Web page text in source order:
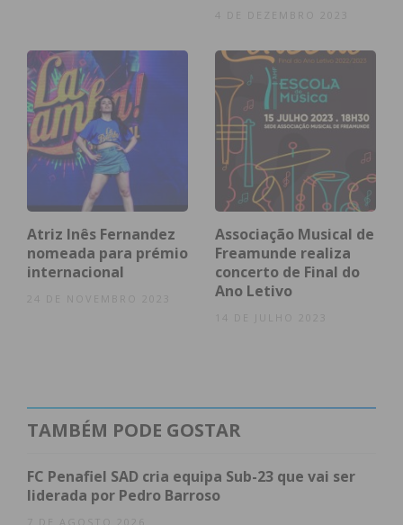
4 DE DEZEMBRO 2023
Atriz Inês Fernandez
nomeada para prémio
internacional
24 DE NOVEMBRO 2023
Associação Musical de
Freamunde realiza
concerto de Final do
Ano Letivo
14 DE JULHO 2023
TAMBÉM PODE GOSTAR
FC Penafiel SAD cria equipa Sub-23 que vai ser
liderada por Pedro Barroso
7 DE AGOSTO 2026